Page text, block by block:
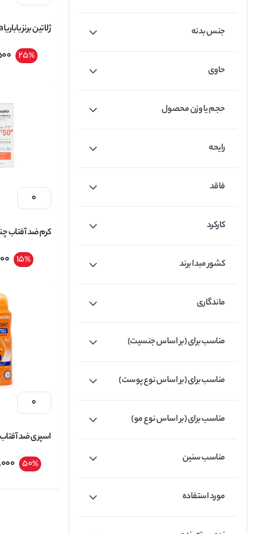
جنس بدنه
حاوی
حجم یا وزن محصول
رایحه
فاقد
کارکرد
کشور مبدا برند
ماندگاری
مناسب برای (بر اساس جنسیت)
مناسب برای (بر اساس نوع پوست)
مناسب برای (بر اساس نوع مو)
مناسب سنین
مورد استفاده
300 میل 25%
کرم ضد آفتاب چند
15%
SPORT حجم 200 میل
50%